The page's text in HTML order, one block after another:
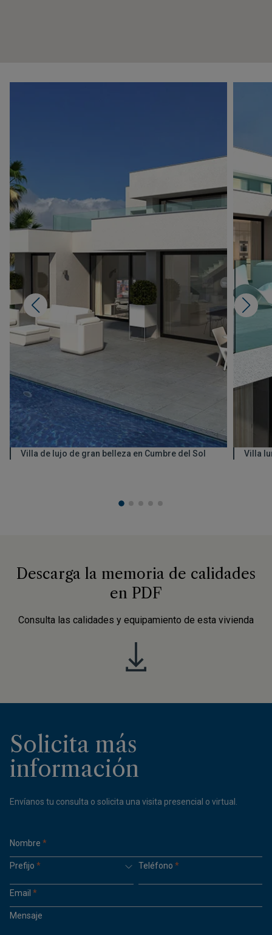
Villa de lujo de gran belleza en Cumbre del Sol Villa
Descarga la memoria de calidades
en PDF
Consulta las calidades y equipamiento de esta vivienda
Solicita más
información
Envíanos tu consulta o solicita una visita presencial o virtual.
Nombre *
Prefijo * Teléfono *
Email *
Mensaje